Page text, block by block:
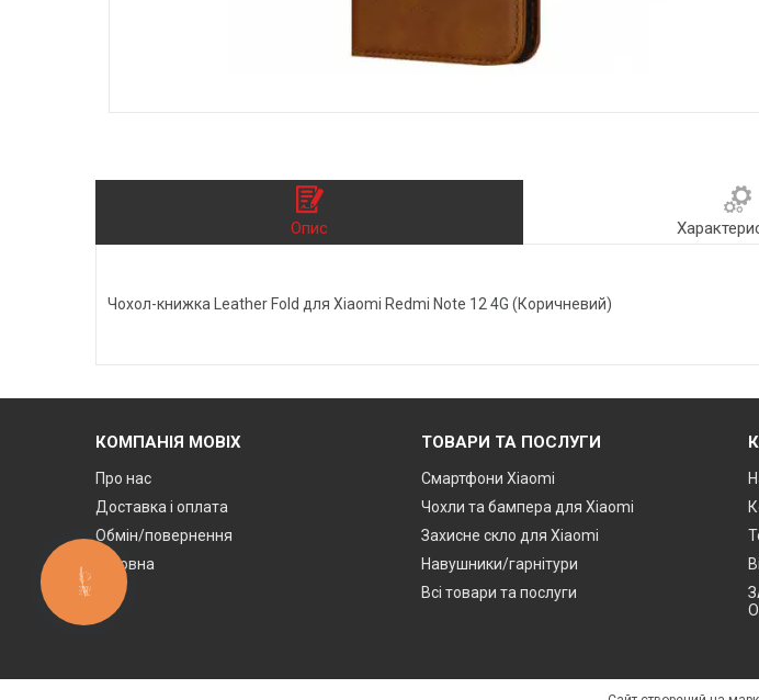
Опис
Чохол-книжка Leather Fold для Xiaomi Redmi Note 12 4G (Коричневий)
КОМПАНІЯ MOBIX
Про нас
Доставка і оплата
Обмін/повернення
Головна
ТОВАРИ ТА ПОСЛУГИ
Смартфони Xiaomi
Чохли та бампера для Xiaomi
Захисне скло для Xiaomi
Навушники/гарнітури
Всі товари та послуги
КНОПКА
ЗВ'ЯЗКУ